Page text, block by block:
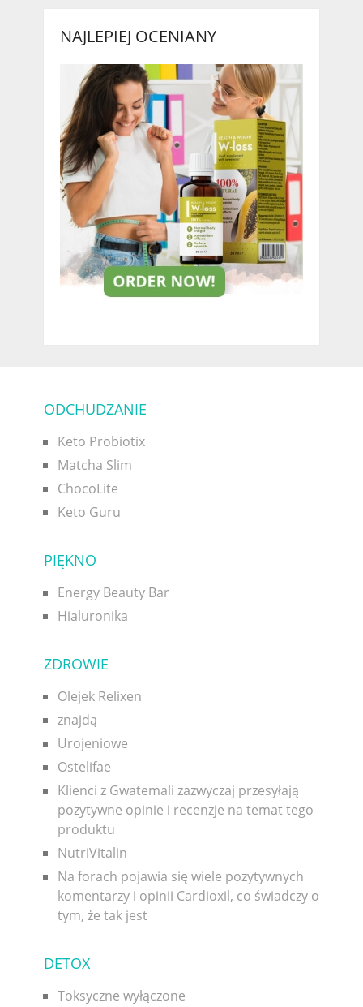
NAJLEPIEJ OCENIANY
ODCHUDZANIE
Keto Probiotix
Matcha Slim
ChocoLite
Keto Guru
PIĘKNO
Energy Beauty Bar
Hialuronika
ZDROWIE
Olejek Relixen
znajdą
Urojeniowe
Ostelifae
Klienci z Gwatemali zazwyczaj przesyłają
pozytywne opinie i recenzje na temat tego
produktu
NutriVitalin
Na forach pojawia się wiele pozytywnych
komentarzy i opinii Cardioxil, co świadczy o
tym, że tak jest
DETOX
Toksyczne wyłączone